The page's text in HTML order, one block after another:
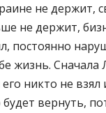
не держит,
не держит,
постоянно
жизнь.
никто не
будет вернуть,